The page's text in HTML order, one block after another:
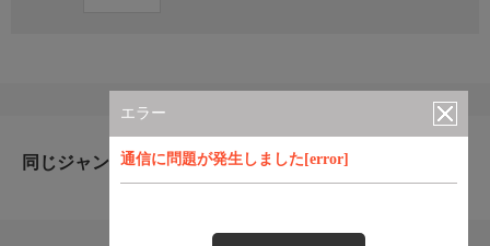
エラー
通信に問題が発生しました[error]
同じジャンルのおすすめ番組